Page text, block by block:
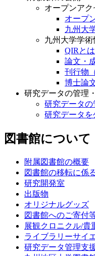
オープンアク
オープ
九州大
九州大学学術
QIRとは
論文・
刊行物
博士論
研究データの管理
研究データ
研究データを
図書館について
附属図書館の概要
図書館の移転に係
研究開発室
出版物
オリジナルグッズ
図書館へのご寄付
展観クロニクル/貴
ライブラリーサイ
研究データ管理支